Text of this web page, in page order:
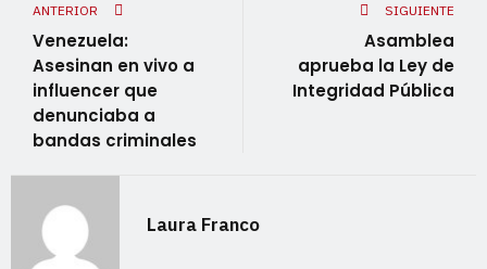
ANTERIOR
Venezuela:
Asesinan en vivo a
influencer que
denunciaba a
bandas criminales
SIGUIENTE
Asamblea
aprueba la Ley de
Integridad Pública
Laura Franco